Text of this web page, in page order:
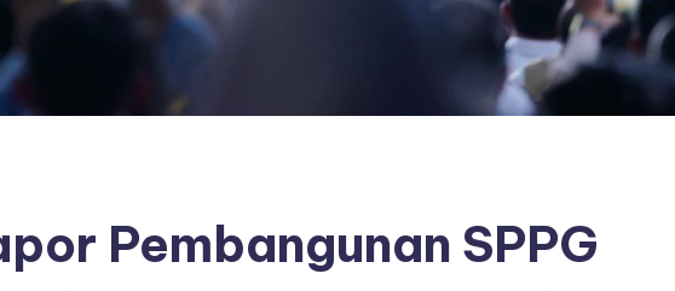
Pembangunan SPPG